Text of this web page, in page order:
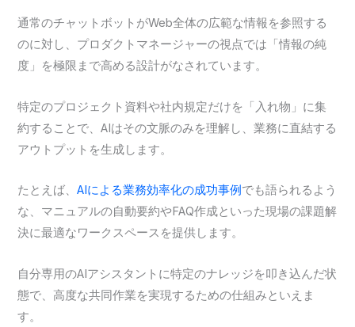
通常のチャットボットがWeb全体の広範な情報を参照する
のに対し、プロダクトマネージャーの視点では「情報の純
度」を極限まで高める設計がなされています。
特定のプロジェクト資料や社内規定だけを「入れ物」に集
約することで、AIはその文脈のみを理解し、業務に直結する
アウトプットを生成します。
たとえば、AIによる業務効率化の成功事例でも語られるよう
な、マニュアルの自動要約やFAQ作成といった現場の課題解
決に最適なワークスペースを提供します。
自分専用のAIアシスタントに特定のナレッジを叩き込んだ状
態で、高度な共同作業を実現するための仕組みといえま
す。